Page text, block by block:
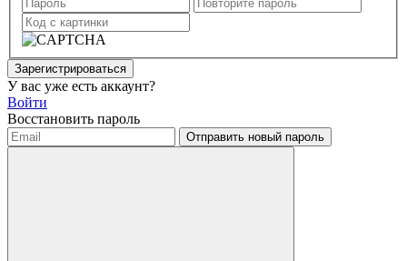
Зарегистрироваться
У вас уже есть аккаунт?
Войти
Восстановить пароль
Отправить новый пароль